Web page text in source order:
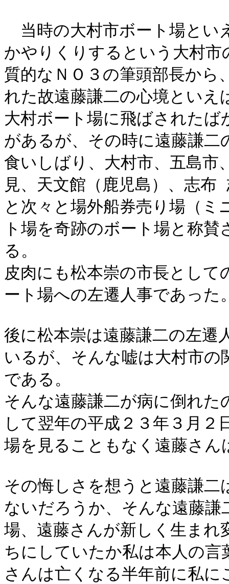
当時の大村市ボート場とい
かやりくりするという大村
質的なＮＯ３の筆頭部長か
れた故遠藤謙二の心境とい
大村ボート場に飛ばされた
があるが、その時に遠藤謙
食いしばり、大村市、五島市
見、天文館（鹿児島）、志
と次々と場外船券売り場（
ト場を奇跡のボート場と称
る。
皮肉にも松本崇の市長として
ート場への左遷人事であった
後に松本崇は遠藤謙二の左遷
いるが、そんな嘘は大村市
である。
そんな遠藤謙二が病に倒れた
して翌年の平成２３年３月
場を見ることもなく遠藤さん
その悔しさを想うと遠藤謙
ないだろうか、そんな遠藤
場、遠藤さんが新しく生ま
ちにしていたか私は本人の
さんは亡くなる半年前に私